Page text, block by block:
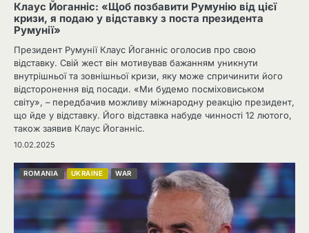
Клаус Йоганніс: «Щоб позбавити Румунію від цієї
кризи, я подаю у відставку з поста президента
Румунії»
Президент Румунії Клаус Йоганніс оголосив про свою
відставку. Свій жест він мотивував бажанням уникнути
внутрішньої та зовнішньої кризи, яку може спричинити його
відсторонення від посади. «Ми будемо посміховиськом
світу», – передбачив можливу міжнародну реакцію президент,
що йде у відставку. Його відставка набуде чинності 12 лютого,
також заявив Клаус Йоганніс.
10.02.2025
ROMANIA UKRAINE WAR